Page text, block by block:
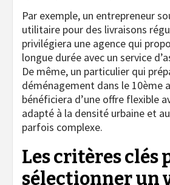
Par exemple, un entrepreneur
utilitaire pour des livraisons
privilégiera une agence qui
longue durée avec un service
De même, un particulier qui
déménagement dans le 10ème
bénéficiera d’une offre flexible
adapté à la densité urbaine et
parfois complexe.
Les critères clés
sélectionner un